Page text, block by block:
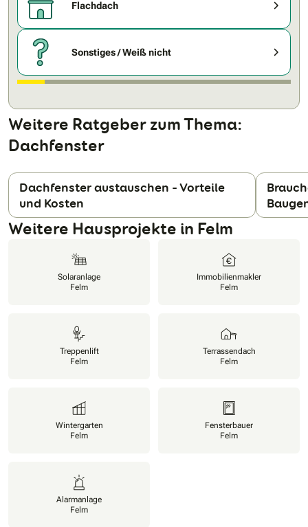
Flachdach
Sonstiges / Weiß nicht
Weitere Ratgeber zum Thema:
Dachfenster
Dachfenster austauschen – Vorteile
und Kosten
Weitere Hausprojekte in Felm
Solaranlage
Felm
Immobilienmakler
Felm
Treppenlift
Felm
Terrassendach
Felm
Wintergarten
Felm
Fensterbauer
Felm
Alarmanlage
Felm